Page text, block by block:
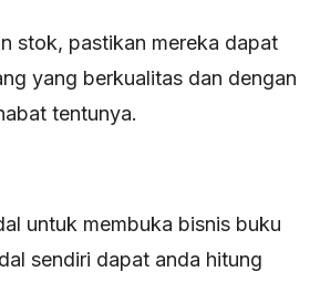
stok, pastikan mereka dapat
yang berkualitas dan dengan
tentunya.
untuk membuka bisnis buku
sendiri dapat anda hitung